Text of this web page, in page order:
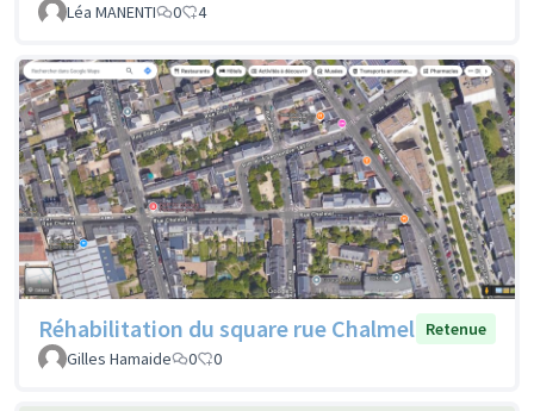
Léa MANENTI 0 4
Réhabilitation du square rue Chalmel Retenue
Gilles Hamaide
0 0